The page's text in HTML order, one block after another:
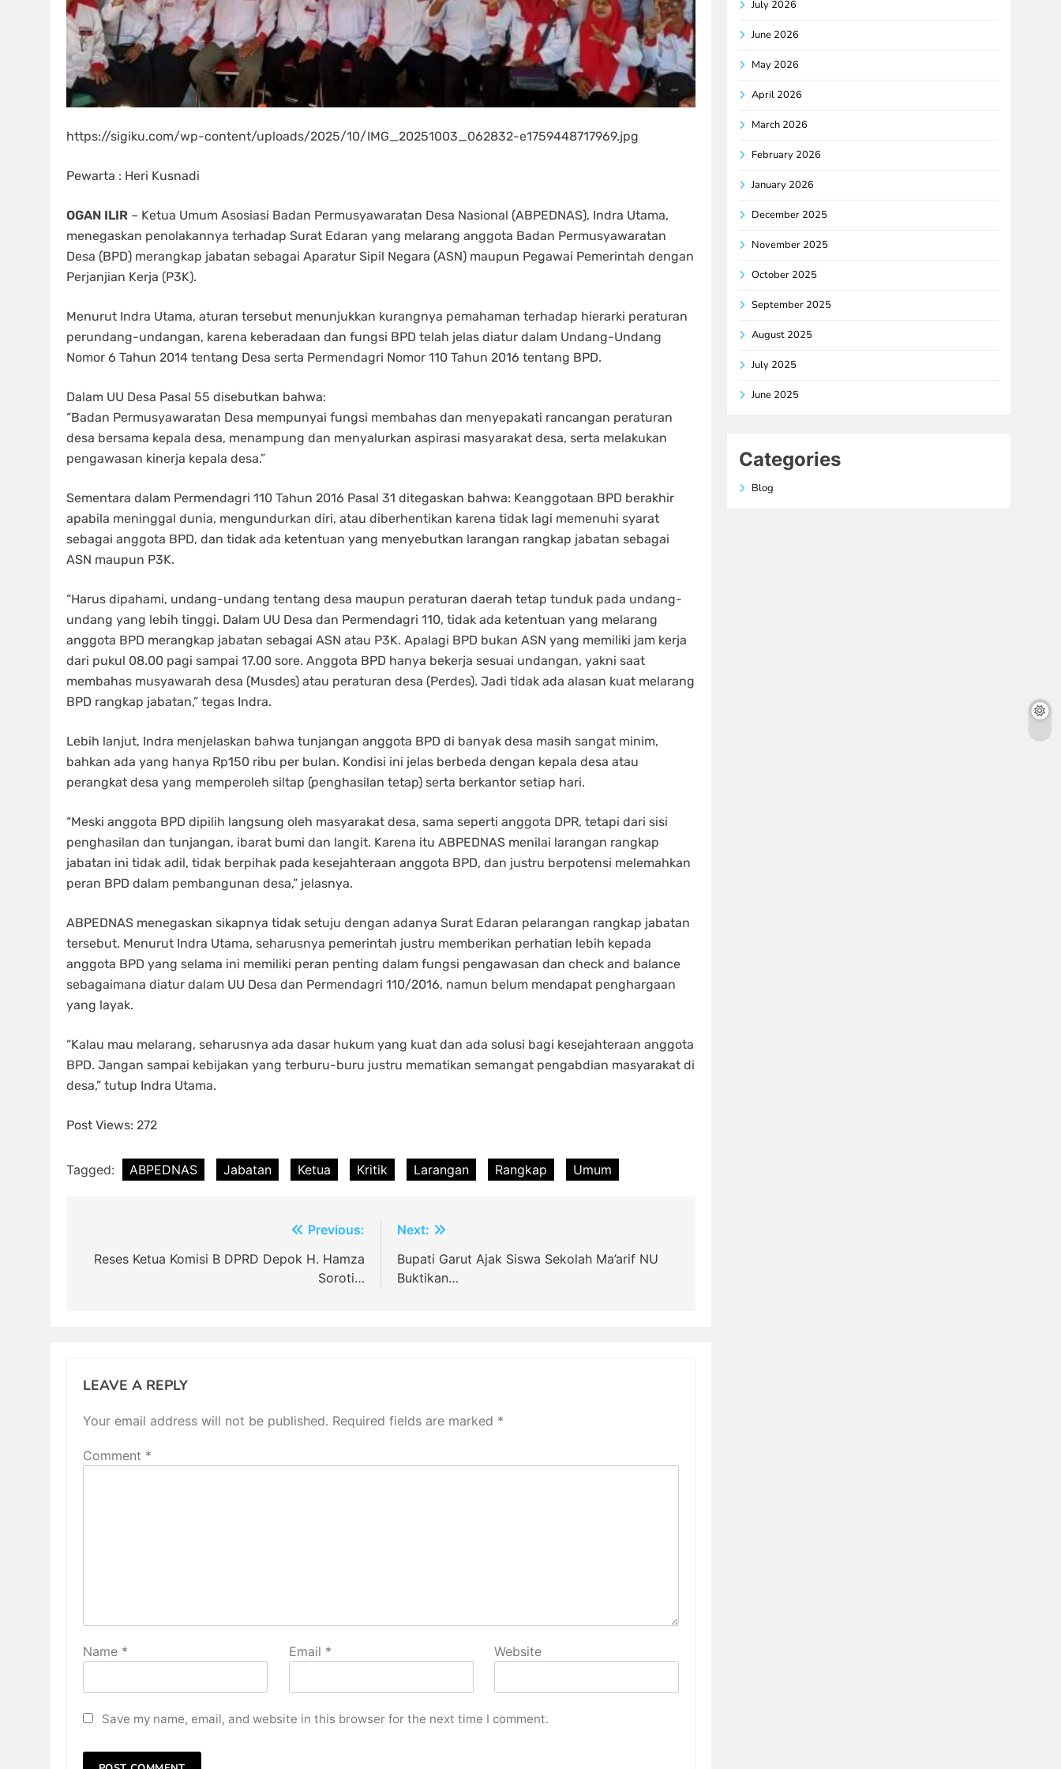
https://sigiku.com/wp-content/uploads/2025/10/IMG_20251003_062832-e1759448717969.jpg
Pewarta : Heri Kusnadi
OGAN ILIR – Ketua Umum Asosiasi Badan Permusyawaratan Desa Nasional (ABPEDNAS), Indra Utama,
menegaskan penolakannya terhadap Surat Edaran yang melarang anggota Badan Permusyawaratan
Desa (BPD) merangkap jabatan sebagai Aparatur Sipil Negara (ASN) maupun Pegawai Pemerintah dengan
Perjanjian Kerja (P3K).
Menurut Indra Utama, aturan tersebut menunjukkan kurangnya pemahaman terhadap hierarki peraturan
perundang-undangan, karena keberadaan dan fungsi BPD telah jelas diatur dalam Undang-Undang
Nomor 6 Tahun 2014 tentang Desa serta Permendagri Nomor 110 Tahun 2016 tentang BPD.
Dalam UU Desa Pasal 55 disebutkan bahwa:
“Badan Permusyawaratan Desa mempunyai fungsi membahas dan menyepakati rancangan peraturan
desa bersama kepala desa, menampung dan menyalurkan aspirasi masyarakat desa, serta melakukan
pengawasan kinerja kepala desa.”
Sementara dalam Permendagri 110 Tahun 2016 Pasal 31 ditegaskan bahwa: Keanggotaan BPD berakhir
apabila meninggal dunia, mengundurkan diri, atau diberhentikan karena tidak lagi memenuhi syarat
sebagai anggota BPD, dan tidak ada ketentuan yang menyebutkan larangan rangkap jabatan sebagai
ASN maupun P3K.
“Harus dipahami, undang-undang tentang desa maupun peraturan daerah tetap tunduk pada undang-
undang yang lebih tinggi. Dalam UU Desa dan Permendagri 110, tidak ada ketentuan yang melarang
anggota BPD merangkap jabatan sebagai ASN atau P3K. Apalagi BPD bukan ASN yang memiliki jam kerja
dari pukul 08.00 pagi sampai 17.00 sore. Anggota BPD hanya bekerja sesuai undangan, yakni saat
membahas musyawarah desa (Musdes) atau peraturan desa (Perdes). Jadi tidak ada alasan kuat melarang
BPD rangkap jabatan,” tegas Indra.
Lebih lanjut, Indra menjelaskan bahwa tunjangan anggota BPD di banyak desa masih sangat minim,
bahkan ada yang hanya Rp150 ribu per bulan. Kondisi ini jelas berbeda dengan kepala desa atau
perangkat desa yang memperoleh siltap (penghasilan tetap) serta berkantor setiap hari.
“Meski anggota BPD dipilih langsung oleh masyarakat desa, sama seperti anggota DPR, tetapi dari sisi
penghasilan dan tunjangan, ibarat bumi dan langit. Karena itu ABPEDNAS menilai larangan rangkap
jabatan ini tidak adil, tidak berpihak pada kesejahteraan anggota BPD, dan justru berpotensi melemahkan
peran BPD dalam pembangunan desa,” jelasnya.
ABPEDNAS menegaskan sikapnya tidak setuju dengan adanya Surat Edaran pelarangan rangkap jabatan
tersebut. Menurut Indra Utama, seharusnya pemerintah justru memberikan perhatian lebih kepada
anggota BPD yang selama ini memiliki peran penting dalam fungsi pengawasan dan check and balance
sebagaimana diatur dalam UU Desa dan Permendagri 110/2016, namun belum mendapat penghargaan
yang layak.
“Kalau mau melarang, seharusnya ada dasar hukum yang kuat dan ada solusi bagi kesejahteraan anggota
BPD. Jangan sampai kebijakan yang terburu-buru justru mematikan semangat pengabdian masyarakat di
desa,” tutup Indra Utama.
Post Views: 272
Tagged: ABPEDNAS Jabatan Ketua Kritik Larangan Rangkap Umum
navigation
Previous:
Reses Ketua Komisi B DPRD Depok H. Hamza
Soroti…
Next:
Bupati Garut Ajak Siswa Sekolah Ma’arif NU
Buktikan…
LEAVE A REPLY
Your email address will not be published. Required fields are marked *
Comment *
Name * Email * Website
Save my name, email, and website in this browser for the next time I comment.
July 2026
June 2026
May 2026
April 2026
March 2026
February 2026
January 2026
December 2025
November 2025
October 2025
September 2025
August 2025
July 2025
June 2025
Categories
Blog